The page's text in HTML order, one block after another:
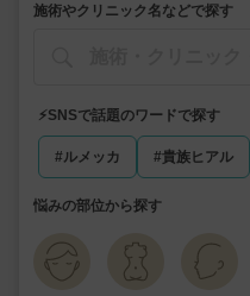
施術やクリニック名などで探す
⚡️SNSで話題のワードで探す
#ルメッカ #貴族ヒアル
悩みの部位から探す